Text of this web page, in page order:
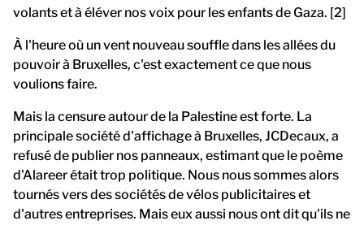
volants et à éléver nos voix pour les enfants de Gaza. [2]
À l'heure où un vent nouveau souffle dans les allées du
pouvoir à Bruxelles, c'est exactement ce que nous
voulions faire.
Mais la censure autour de la Palestine est forte. La
principale société d'affichage à Bruxelles, JCDecaux, a
refusé de publier nos panneaux, estimant que le poème
d'Alareer était trop politique. Nous nous sommes alors
tournés vers des sociétés de vélos publicitaires et
d'autres entreprises. Mais eux aussi nous ont dit qu'ils ne